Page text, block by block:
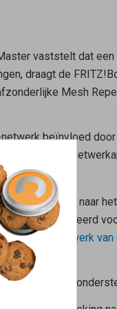
vaststelt dat een
draagt de
Mesh
beïnvloed door
draadloze
naar
geconfigureerd
hetWi-Fi-netwerk van
en 802.11v